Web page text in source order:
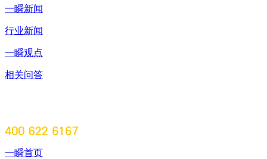
一瞬新闻
行业新闻
一瞬观点
相关问答
一瞬首页